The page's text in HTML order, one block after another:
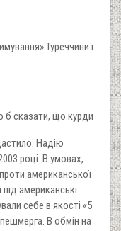
Туреччини і
б сказати, що курди
Надію
році. В умовах,
американської
американські
себе в якості «5
пешмерга. В обмін на